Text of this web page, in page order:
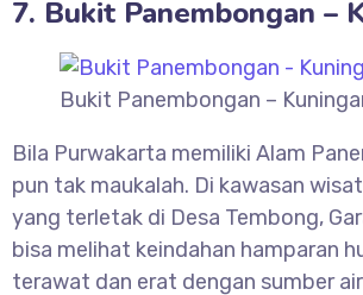
7. Bukit Panembongan –
Bukit Panembongan –
Bila Purwakarta memiliki Alam
pun tak maukalah. Di kawasan
yang terletak di Desa Tembong,
bisa melihat keindahan hamparan
terawat dan erat dengan sumber